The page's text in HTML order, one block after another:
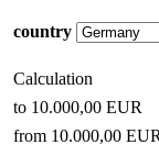
country
Calculation
to 10.000,00 EUR
from 10.000,00 EUR